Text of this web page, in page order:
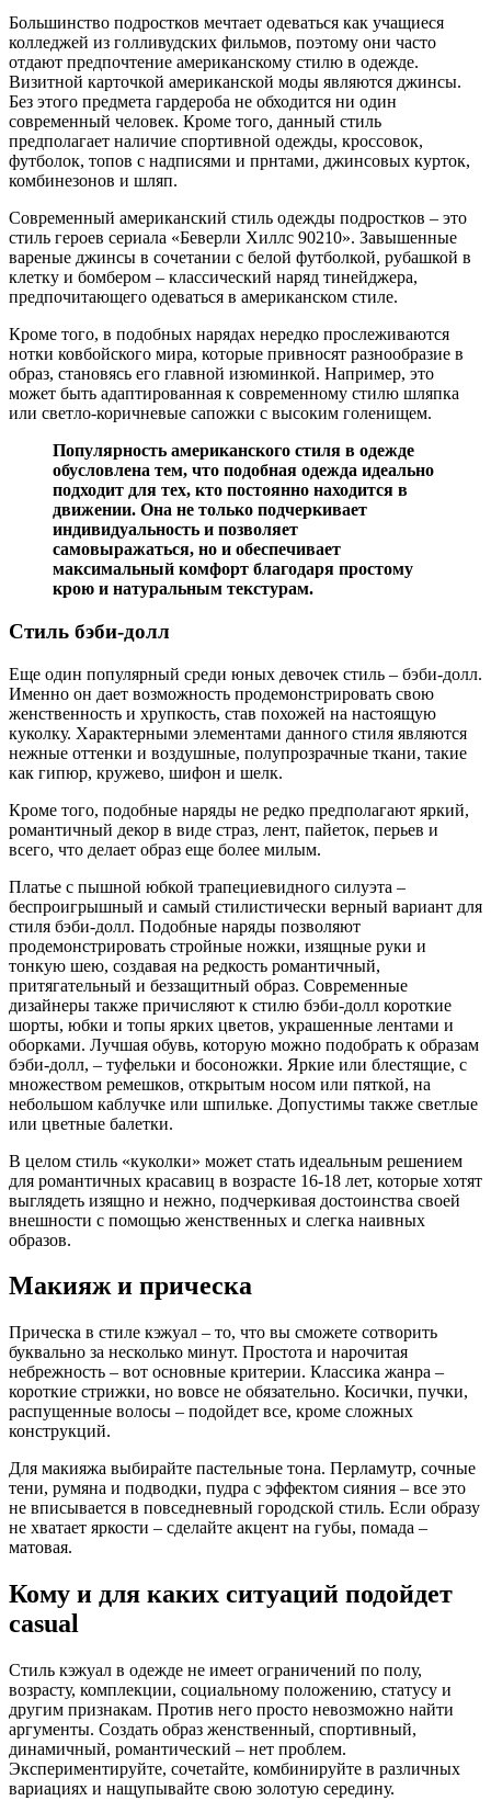
Большинство подростков мечтает одеваться как учащиеся
колледжей из голливудских фильмов, поэтому они часто
отдают предпочтение американскому стилю в одежде.
Визитной карточкой американской моды являются джинсы.
Без этого предмета гардероба не обходится ни один
современный человек. Кроме того, данный стиль
предполагает наличие спортивной одежды, кроссовок,
футболок, топов с надписями и прнтами, джинсовых курток,
комбинезонов и шляп.
Современный американский стиль одежды подростков – это
стиль героев сериала «Беверли Хиллс 90210». Завышенные
вареные джинсы в сочетании с белой футболкой, рубашкой в
клетку и бомбером – классический наряд тинейджера,
предпочитающего одеваться в американском стиле.
Кроме того, в подобных нарядах нередко прослеживаются
нотки ковбойского мира, которые привносят разнообразие в
образ, становясь его главной изюминкой. Например, это
может быть адаптированная к современному стилю шляпка
или светло-коричневые сапожки с высоким голенищем.
Популярность американского стиля в одежде
обусловлена тем, что подобная одежда идеально
подходит для тех, кто постоянно находится в
движении. Она не только подчеркивает
индивидуальность и позволяет
самовыражаться, но и обеспечивает
максимальный комфорт благодаря простому
крою и натуральным текстурам.
Стиль бэби-долл
Еще один популярный среди юных девочек стиль – бэби-долл.
Именно он дает возможность продемонстрировать свою
женственность и хрупкость, став похожей на настоящую
куколку. Характерными элементами данного стиля являются
нежные оттенки и воздушные, полупрозрачные ткани, такие
как гипюр, кружево, шифон и шелк.
Кроме того, подобные наряды не редко предполагают яркий,
романтичный декор в виде страз, лент, пайеток, перьев и
всего, что делает образ еще более милым.
Платье с пышной юбкой трапециевидного силуэта –
беспроигрышный и самый стилистически верный вариант для
стиля бэби-долл. Подобные наряды позволяют
продемонстрировать стройные ножки, изящные руки и
тонкую шею, создавая на редкость романтичный,
притягательный и беззащитный образ. Современные
дизайнеры также причисляют к стилю бэби-долл короткие
шорты, юбки и топы ярких цветов, украшенные лентами и
оборками. Лучшая обувь, которую можно подобрать к образам
бэби-долл, – туфельки и босоножки. Яркие или блестящие, с
множеством ремешков, открытым носом или пяткой, на
небольшом каблучке или шпильке. Допустимы также светлые
или цветные балетки.
В целом стиль «куколки» может стать идеальным решением
для романтичных красавиц в возрасте 16-18 лет, которые хотят
выглядеть изящно и нежно, подчеркивая достоинства своей
внешности с помощью женственных и слегка наивных
образов.
Макияж и прическа
Прическа в стиле кэжуал – то, что вы сможете сотворить
буквально за несколько минут. Простота и нарочитая
небрежность – вот основные критерии. Классика жанра –
короткие стрижки, но вовсе не обязательно. Косички, пучки,
распущенные волосы – подойдет все, кроме сложных
конструкций.
Для макияжа выбирайте пастельные тона. Перламутр, сочные
тени, румяна и подводки, пудра с эффектом сияния – все это
не вписывается в повседневный городской стиль. Если образу
не хватает яркости – сделайте акцент на губы, помада –
матовая.
Кому и для каких ситуаций подойдет
casual
Стиль кэжуал в одежде не имеет ограничений по полу,
возрасту, комплекции, социальному положению, статусу и
другим признакам. Против него просто невозможно найти
аргументы. Создать образ женственный, спортивный,
динамичный, романтический – нет проблем.
Экспериментируйте, сочетайте, комбинируйте в различных
вариациях и нащупывайте свою золотую середину.